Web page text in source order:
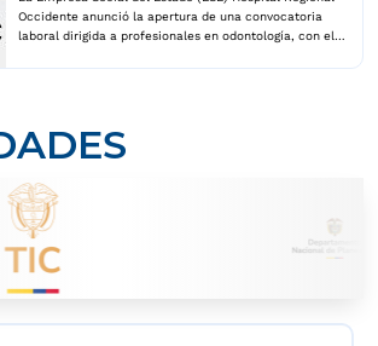
Occidente anunció la apertura de una convocatoria
laboral dirigida a profesionales en odontología, con el
Orden de Prestación de Servicios (OPS). Esta iniciativa
busca mejorar el acceso y la calidad de los servicios
departamento. La institución invita a los odontólogos
interesados en participar en el proceso de selección
a...